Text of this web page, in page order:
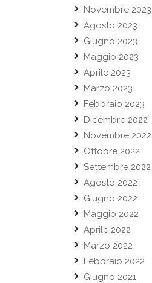
Novembre 2023
Agosto 2023
Giugno 2023
Maggio 2023
Aprile 2023
Marzo 2023
Febbraio 2023
Dicembre 2022
Novembre 2022
Ottobre 2022
Settembre 2022
Agosto 2022
Giugno 2022
Maggio 2022
Aprile 2022
Marzo 2022
Febbraio 2022
Giugno 2021